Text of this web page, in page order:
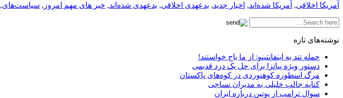
آمریکا اخلاقی, آمریکا شده‌اند, اخبار جدید, بدعهدی اخلاقی, بدعهدی شده‌اند, خبر های مهم امروز , سیاست‌های,
نوشته‌های تازه
حمله تند به اینفانتینو: از ما باج خواستند!
دستور ویژه پیاتزا برای حل یک درد قدیمی
مرگ اسطوره کوهنوردی در کوه‌های پاکستان
کنایه جالب خلیلی به مدیران نساجی
سوال ترامپ از پوتین درباره ایران